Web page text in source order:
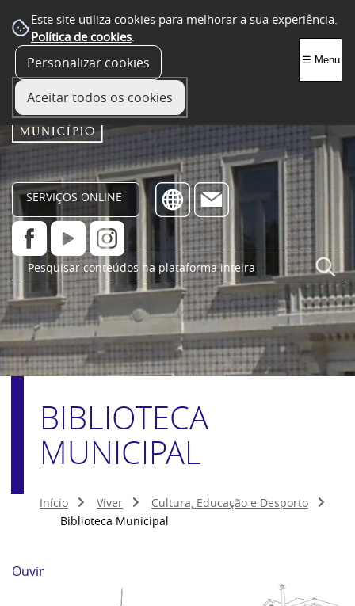
Este site utiliza cookies para melhorar a sua experiência.
Política de cookies.
Personalizar cookies
Aceitar todos os cookies
SERVIÇOS ONLINE
☰ Menu
BIBLIOTECA
MUNICIPAL
Início Viver
Cultura, Educação e Desporto
Biblioteca Municipal
Ouvir